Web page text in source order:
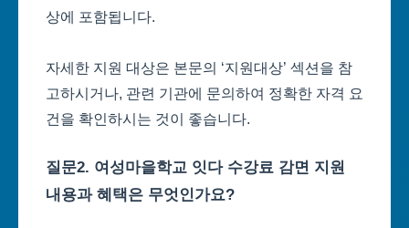
상에 포함됩니다.
자세한 지원 대상은 본문의 ‘지원대상’ 섹션을 참
고하시거나, 관련 기관에 문의하여 정확한 자격 요
건을 확인하시는 것이 좋습니다.
질문2. 여성마을학교 잇다 수강료 감면 지원
내용과 혜택은 무엇인가요?